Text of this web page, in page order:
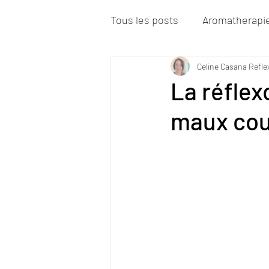
Tous les posts
La
maux
Celine Casana